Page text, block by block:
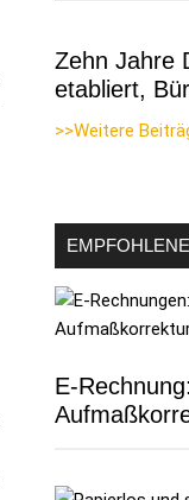
Zehn Jahre
etabliert,
>>Weitere
E-